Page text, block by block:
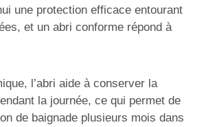
une protection efficace entourant
et un abri conforme répond à
l’abri aide à conserver la
la journée, ce qui permet de
de baignade plusieurs mois dans